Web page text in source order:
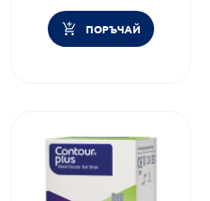
ПОРЪЧАЙ